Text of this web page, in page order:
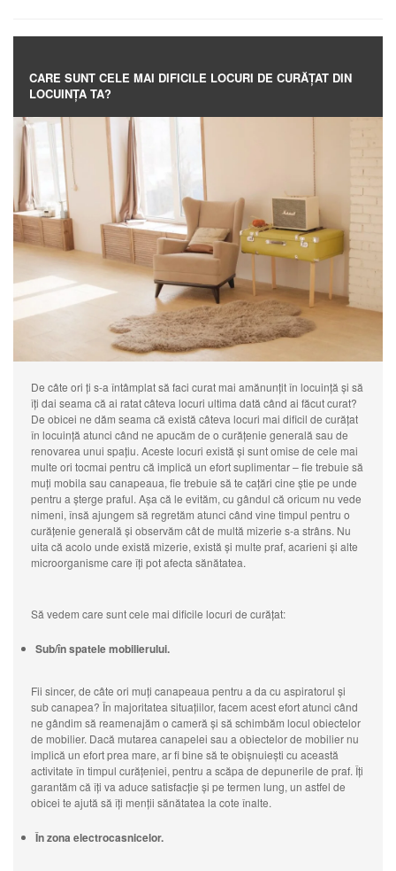
CARE SUNT CELE MAI DIFICILE LOCURI DE CURĂȚAT DIN
LOCUINȚA TA?
De câte ori ți s-a întâmplat să faci curat mai amănunțit în locuință și să
îți dai seama că ai ratat câteva locuri ultima dată când ai făcut curat?
De obicei ne dăm seama că există câteva locuri mai dificil de curățat
în locuință atunci când ne apucăm de o curățenie generală sau de
renovarea unui spațiu. Aceste locuri există și sunt omise de cele mai
multe ori tocmai pentru că implică un efort suplimentar – fie trebuie să
muți mobila sau canapeaua, fie trebuie să te cațări cine știe pe unde
pentru a șterge praful. Așa că le evităm, cu gândul că oricum nu vede
nimeni, însă ajungem să regretăm atunci când vine timpul pentru o
curățenie generală și observăm cât de multă mizerie s-a strâns. Nu
uita că acolo unde există mizerie, există și multe praf, acarieni și alte
microorganisme care îți pot afecta sănătatea.
Să vedem care sunt cele mai dificile locuri de curățat:
Sub/în spatele mobilierului.
Fii sincer, de câte ori muți canapeaua pentru a da cu aspiratorul și
sub canapea? În majoritatea situațiilor, facem acest efort atunci când
ne gândim să reamenajăm o cameră și să schimbăm locul obiectelor
de mobilier. Dacă mutarea canapelei sau a obiectelor de mobilier nu
implică un efort prea mare, ar fi bine să te obișnuiești cu această
activitate în timpul curățeniei, pentru a scăpa de depunerile de praf. Îți
garantăm că îți va aduce satisfacție și pe termen lung, un astfel de
obicei te ajută să îți menții sănătatea la cote înalte.
În zona electrocasnicelor.